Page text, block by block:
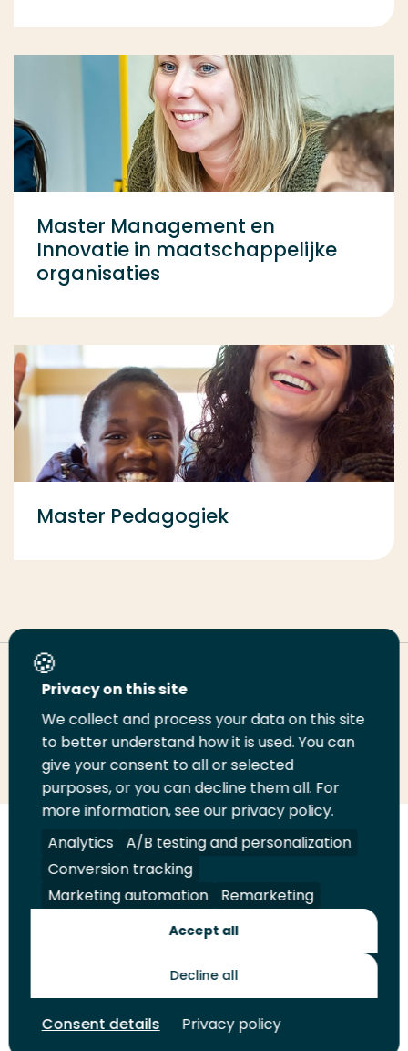
Master Management en
Innovatie in maatschappelijke
organisaties
Master Pedagogiek
Deel deze pagina
Deel
LinkedIn
Deel
op
Twitter
Deel
op
Facebook
Email
deze
pagina
Print
deze
pagina
Volg
ons
op
LinkedIn
Volg
ons
op
Facebook
Volg
ons
op
YouTube
Volg
ons
op
Instagram
Juridisch Security A-Z Index
Contact
Toekomstmakers
Privacy on this site
We collect and process your data on this site
to better understand how it is used. You can
give your consent to all or selected
purposes, or you can decline them all. For
more information, see our privacy policy.
Analytics
A/B testing and personalization
Conversion tracking
Marketing automation
Remarketing
Accept all
Decline all
Consent details Privacy policy